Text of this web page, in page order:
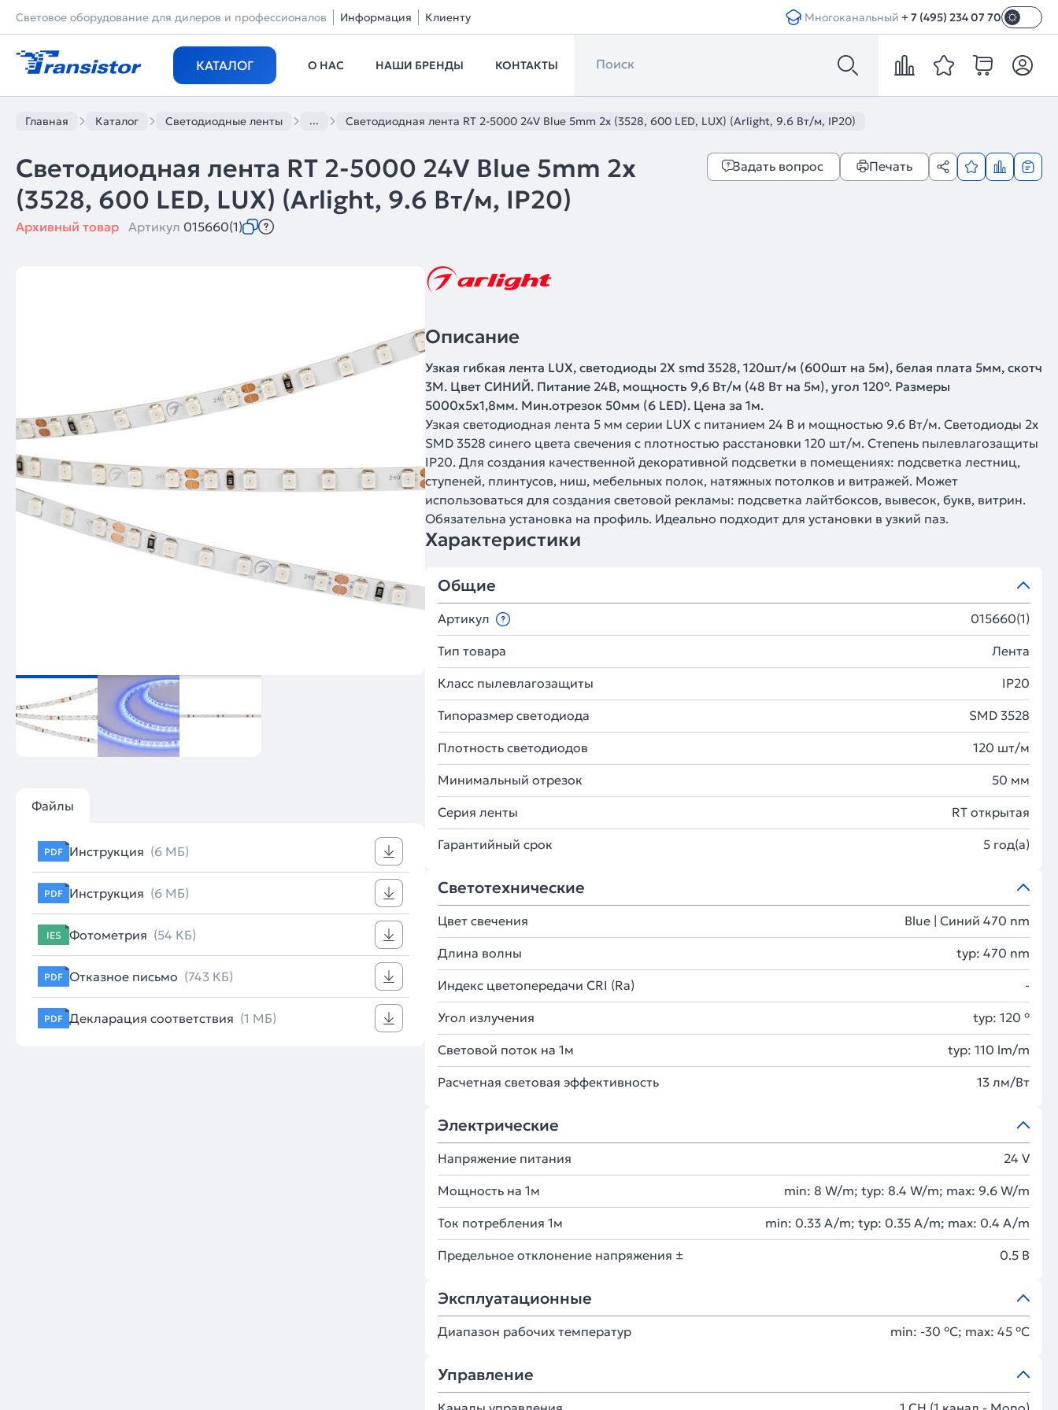
Световое оборудование для дилеров и профессионалов Информация Клиенту Многоканальный + 7 (495) 234 07 70
КАТАЛОГ О НАС НАШИ БРЕНДЫ КОНТАКТЫ
Главная Каталог Светодиодные ленты ... Светодиодная лента RT 2-5000 24V Blue 5mm 2x (3528, 600 LED, LUX) (Arlight, 9.6 Вт/м, IP20)
Светодиодная лента RT 2-5000 24V Blue 5mm 2x
(3528, 600 LED, LUX) (Arlight, 9.6 Вт/м, IP20)
Архивный товар Артикул 015660(1)
Задать вопрос Печать
Файлы
PDF Инструкция (6 МБ)
PDF Инструкция (6 МБ)
IES Фотометрия (54 КБ)
PDF Отказное письмо (743 КБ)
PDF Декларация соответствия (1 МБ)
Описание
Узкая гибкая лента LUX, светодиоды 2X smd 3528, 120шт/м (600шт на 5м), белая плата 5мм, скотч
3М. Цвет СИНИЙ. Питание 24В, мощность 9,6 Вт/м (48 Вт на 5м), угол 120°. Размеры
5000x5x1,8мм. Мин.отрезок 50мм (6 LED). Цена за 1м.
Узкая светодиодная лента 5 мм серии LUX с питанием 24 В и мощностью 9.6 Вт/м. Светодиоды 2х
SMD 3528 синего цвета свечения с плотностью расстановки 120 шт/м. Степень пылевлагозащиты
IP20. Для создания качественной декоративной подсветки в помещениях: подсветка лестниц,
ступеней, плинтусов, ниш, мебельных полок, натяжных потолков и витражей. Может
использоваться для создания световой рекламы: подсветка лайтбоксов, вывесок, букв, витрин.
Обязательна установка на профиль. Идеально подходит для установки в узкий паз.
Характеристики
Общие
Артикул 015660(1)
Тип товара Лента
Класс пылевлагозащиты IP20
Типоразмер светодиода SMD 3528
Плотность светодиодов 120 шт/м
Минимальный отрезок 50 мм
Серия ленты RT открытая
Гарантийный срок 5 год(а)
Светотехнические
Цвет свечения Blue | Синий 470 nm
Длина волны typ: 470 nm
Индекс цветопередачи CRI (Ra) -
Угол излучения typ: 120 °
Световой поток на 1м typ: 110 lm/m
Расчетная световая эффективность 13 лм/Вт
Электрические
Напряжение питания 24 V
Мощность на 1м min: 8 W/m; typ: 8.4 W/m; max: 9.6 W/m
Ток потребления 1м min: 0.33 A/m; typ: 0.35 A/m; max: 0.4 A/m
Предельное отклонение напряжения ± 0.5 В
Эксплуатационные
Диапазон рабочих температур min: -30 °C; max: 45 °C
Управление